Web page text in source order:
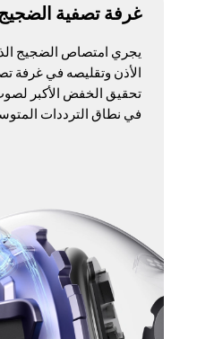
غرفة تصفية
يجري امتصاص الضجيج
الأذن وتقليصه في غرفة
تحقيق الخفض الأكبر
في نطاق الترددات